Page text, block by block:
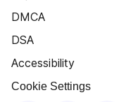
DMCA
DSA
Accessibility
Cookie Settings